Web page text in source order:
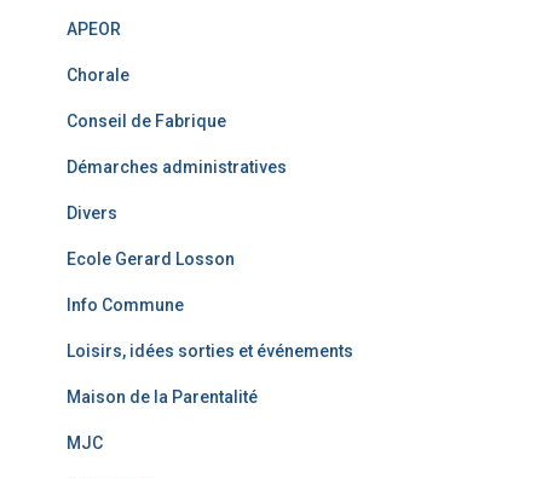
APEOR
Chorale
Conseil de Fabrique
Démarches administratives
Divers
Ecole Gerard Losson
Info Commune
Loisirs, idées sorties et événements
Maison de la Parentalité
MJC